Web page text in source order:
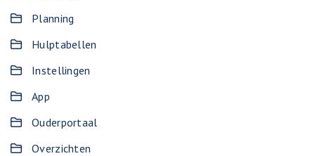
Planning
Hulptabellen
Instellingen
App
Ouderportaal
Overzichten